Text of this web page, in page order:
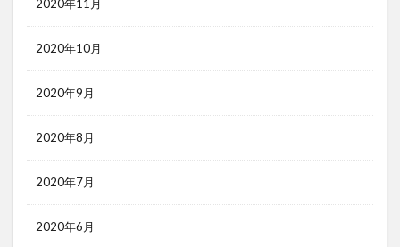
2020年11月
2020年10月
2020年9月
2020年8月
2020年7月
2020年6月